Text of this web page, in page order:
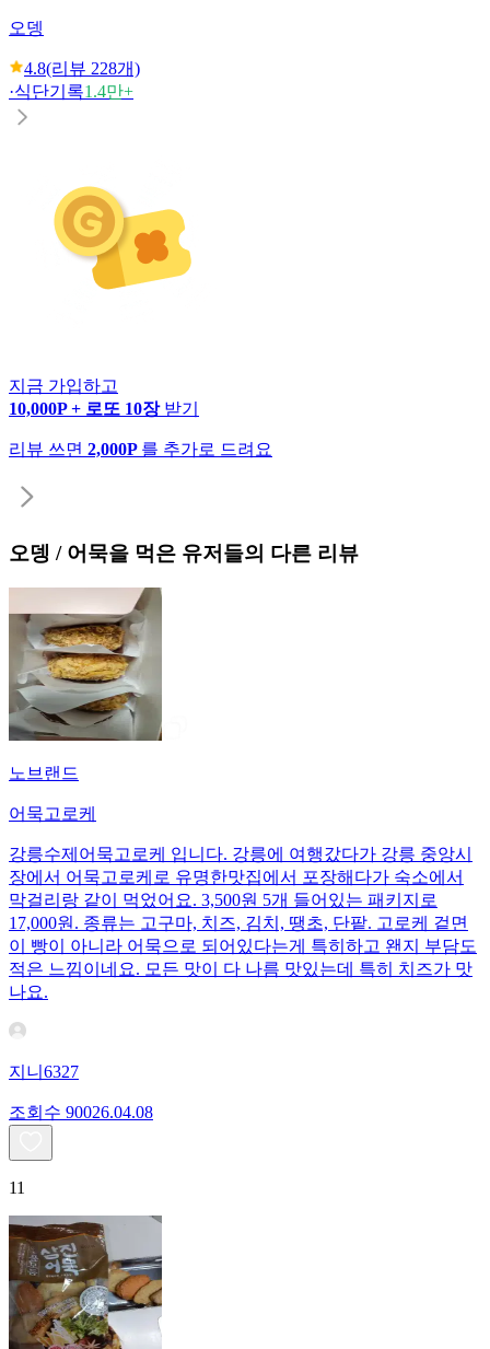
오뎅
4.8(리뷰 228개)
·식단기록1.4만+
지금 가입하고
10,000P + 로또 10장 받기
리뷰 쓰면 2,000P 를 추가로 드려요
오뎅 / 어묵을 먹은 유저들의 다른 리뷰
노브랜드
어묵고로케
강릉수제어묵고로케 입니다. 강릉에 여행갔다가 강릉 중앙시
장에서 어묵고로케로 유명한맛집에서 포장해다가 숙소에서
막걸리랑 같이 먹었어요. 3,500원 5개 들어있는 패키지로
17,000원. 종류는 고구마, 치즈, 김치, 땡초, 단팥. 고로케 겉면
이 빵이 아니라 어묵으로 되어있다는게 특히하고 왠지 부담도
적은 느낌이네요. 모든 맛이 다 나름 맛있는데 특히 치즈가 맛
나요.
지니6327
조회수 90026.04.08
11